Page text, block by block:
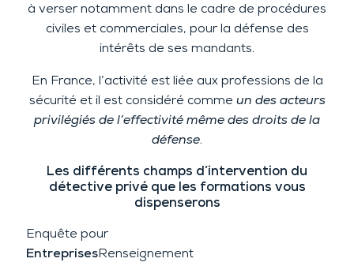
à verser notamment dans le cadre de procédures
civiles et commerciales, pour la défense des
intérêts de ses mandants.
En France, l’activité est liée aux professions de la
sécurité et il est considéré comme un des acteurs
privilégiés de l’effectivité même des droits de la
défense.
Les différents champs d’intervention du
détective privé que les formations vous
dispenserons
Enquête pour
EntreprisesRenseignement